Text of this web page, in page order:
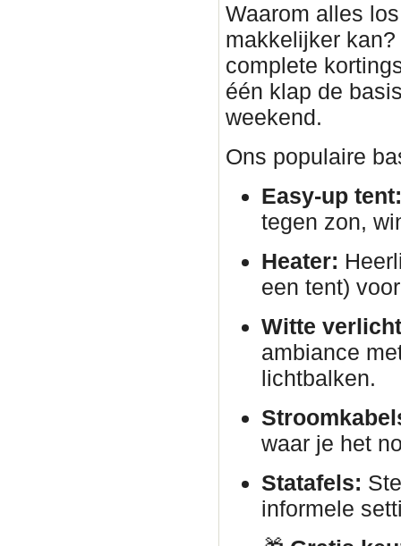
Waarom alles
makkelijker
complete
één klap de
weekend.
Ons populaire
Easy-up tent:
tegen zon,
Heater:
een tent)
Witte
ambiance
lichtbalken.
waar je het
Statafels:
informele